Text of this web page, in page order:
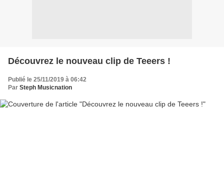
Découvrez le nouveau clip de Teeers !
Publié le 25/11/2019 à 06:42
Par Steph Musicnation